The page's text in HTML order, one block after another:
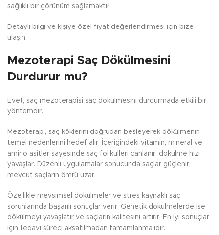
sağlıklı bir görünüm sağlamaktır.
Detaylı bilgi ve kişiye özel fiyat değerlendirmesi için bize
ulaşın.
Mezoterapi Saç Dökülmesini
Durdurur mu?
Evet, saç mezoterapisi saç dökülmesini durdurmada etkili bir
yöntemdir.
Mezoterapi, saç köklerini doğrudan besleyerek dökülmenin
temel nedenlerini hedef alır. İçeriğindeki vitamin, mineral ve
amino asitler sayesinde saç folikülleri canlanır, dökülme hızı
yavaşlar. Düzenli uygulamalar sonucunda saçlar güçlenir,
mevcut saçların ömrü uzar.
Özellikle mevsimsel dökülmeler ve stres kaynaklı saç
sorunlarında başarılı sonuçlar verir. Genetik dökülmelerde ise
dökülmeyi yavaşlatır ve saçların kalitesini artırır. En iyi sonuçlar
için tedavi süreci aksatılmadan tamamlanmalıdır.